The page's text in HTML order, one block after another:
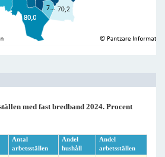
med fast bredband 2024. Procent
Antal
arbetsställen
Andel
hushåll
Andel
arbetsställen